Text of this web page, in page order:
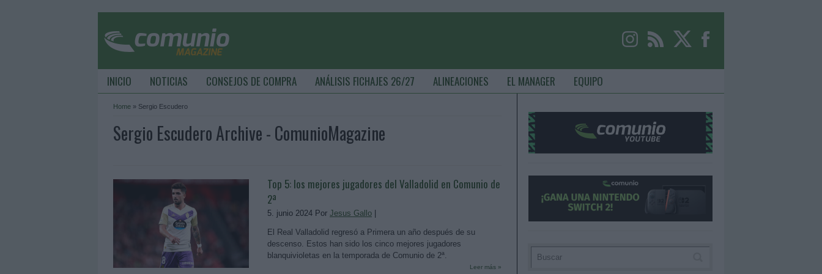
INICIO NOTICIAS CONSEJOS DE COMPRA ANÁLISIS FICHAJES 26/27 ALINEACIONES EL MANAGER EQUIPO
Home » Sergio Escudero
Sergio Escudero Archive - ComunioMagazine
Top 5: los mejores jugadores del Valladolid en Comunio de
2ª
5. junio 2024 Por Jesus Gallo
El Real Valladolid regresó a Primera un año después de su
descenso. Estos han sido los cinco mejores jugadores
blanquivioletas en la temporada de Comunio de 2ª.
Leer más »